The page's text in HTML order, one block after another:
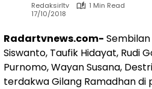
Redaksirltv
1 Min Read
17/10/2018
Radartvnews.com- Sembilan
Siswanto, Taufik Hidayat, Rudi
Purnomo, Wayan Susana,
terdakwa Gilang Ramadhan di